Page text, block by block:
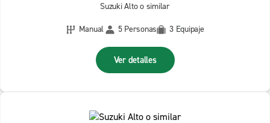
Suzuki Alto o similar
Manual
5 Personas 3 Equipaje
Ver detalles